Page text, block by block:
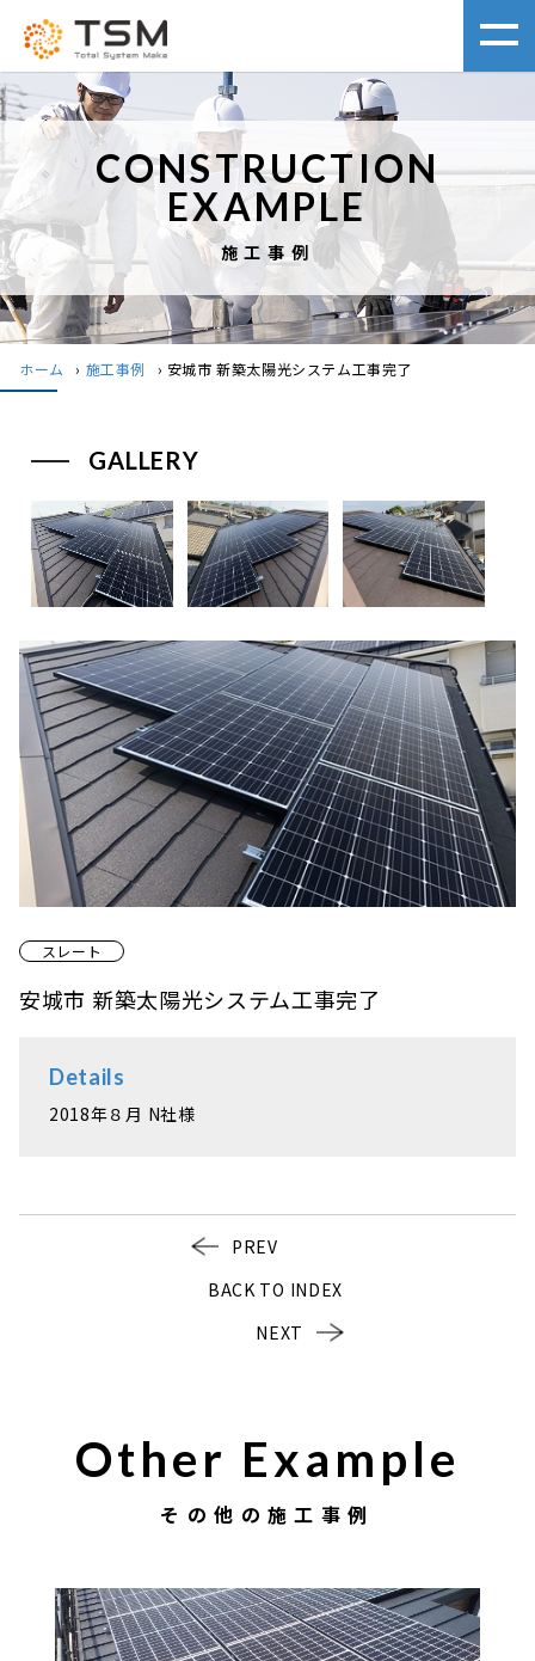
CONSTRUCTION
EXAMPLE
施工事例
ホーム › 施工事例 › 安城市 新築太陽光システム工事完了
スレート
安城市 新築太陽光システム工事完了
Details
2018年８月 N社様
GALLERY
PREV
BACK TO INDEX
NEXT
Other Example
その他の施工事例